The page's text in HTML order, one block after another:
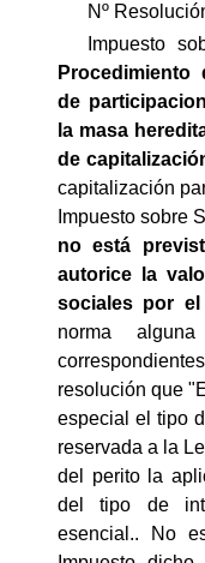
Nº
Impuesto
de
la masa
de
capitalización
Impuesto sobre
no está
autorice la
sociales por el
norma
resolución que
especial el tipo
reservada a la
del perito la
del tipo de
esencial.. No